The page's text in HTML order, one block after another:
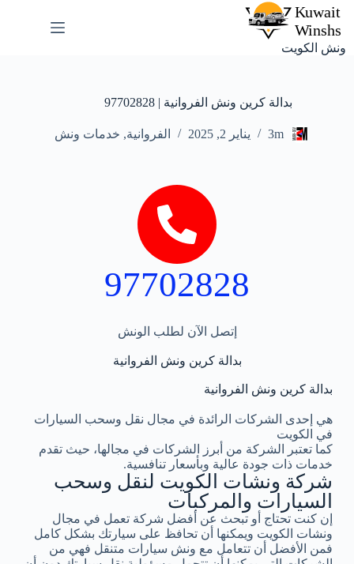
ونش الكويت
بدالة كرين ونش الفروانية | 97702828
3m يناير 2, 2025 الفروانية, خدمات ونش
97702828
إتصل الآن لطلب الونش
بدالة كرين ونش الفروانية
بدالة كرين ونش الفروانية
هي إحدى الشركات الرائدة في مجال نقل وسحب السيارات
في الكويت
كما تعتبر الشركة من أبرز الشركات في مجالها، حيث تقدم
خدمات ذات جودة عالية وبأسعار تنافسية.
شركة ونشات الكويت لنقل وسحب
السيارات والمركبات
إن كنت تحتاج أو تبحث عن أفضل شركة تعمل في مجال
ونشات الكويت ويمكنها أن تحافظ على سيارتك بشكل كامل
فمن الأفضل أن تتعامل مع ونش سيارات متنقل فهي من